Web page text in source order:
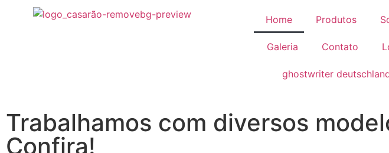
Home Produtos
Galeria Contato
ghostwriter
Trabalhamos com diversos
Confira!